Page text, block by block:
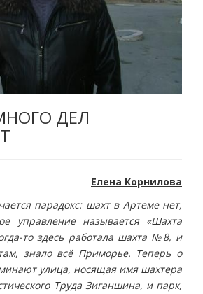
ДЕЛ
Елена Корнилова
парадокс: шахт в Артеме нет,
управление называется «Шахта
то здесь работала шахта №8, и
знало всё Приморье. Теперь о
улица, носящая имя шахтера
Труда Зиганшина, и парк,